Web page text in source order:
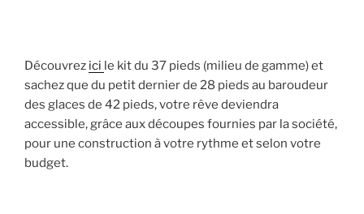
Découvrez ici le kit du 37 pieds (milieu de gamme) et
sachez que du petit dernier de 28 pieds au baroudeur
des glaces de 42 pieds, votre rêve deviendra
accessible, grâce aux découpes fournies par la société,
pour une construction à votre rythme et selon votre
budget.